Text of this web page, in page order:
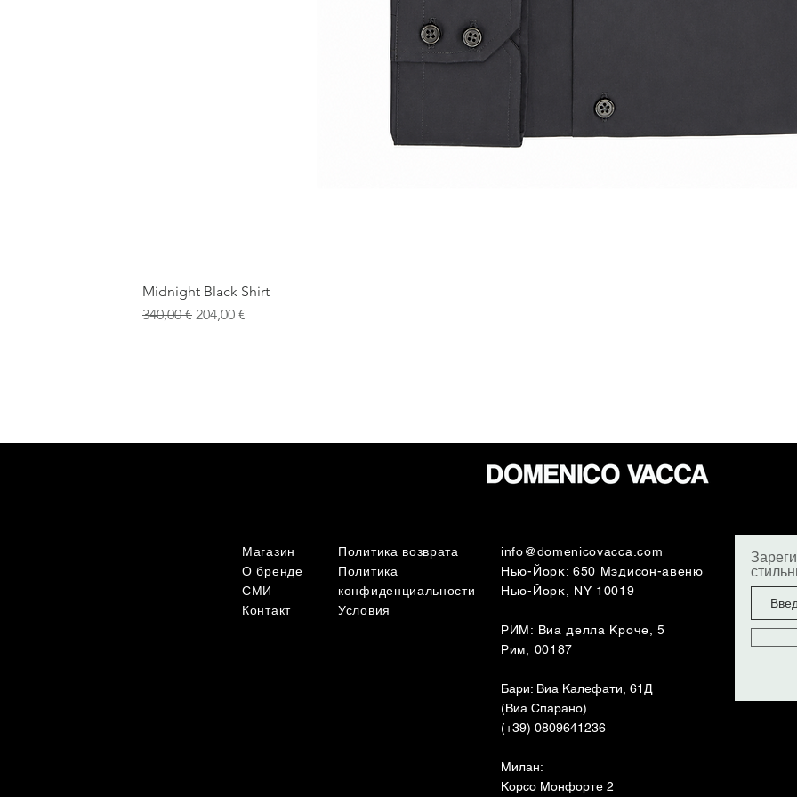
Midnight Black Shirt
Обычная цена
340,00 € Цена со скидкой
204,00 €
Магазин
О бренде
СМИ
Контакт
Политика возврата
Политика
конфиденциальности
Условия
info@domenicovacca.com
Нью-Йорк: 650 Мэдисон-авеню
Нью-Йорк, NY 10019
РИМ: Виа делла Кроче, 5
Рим, 00187
Бари: Виа Калефати, 61Д
(Виа Спарано)
(+39) 0809641236
Милан:
Корсо Монфорте 2